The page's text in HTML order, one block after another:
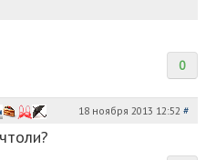
0
18 ноября 2013 12:52 #